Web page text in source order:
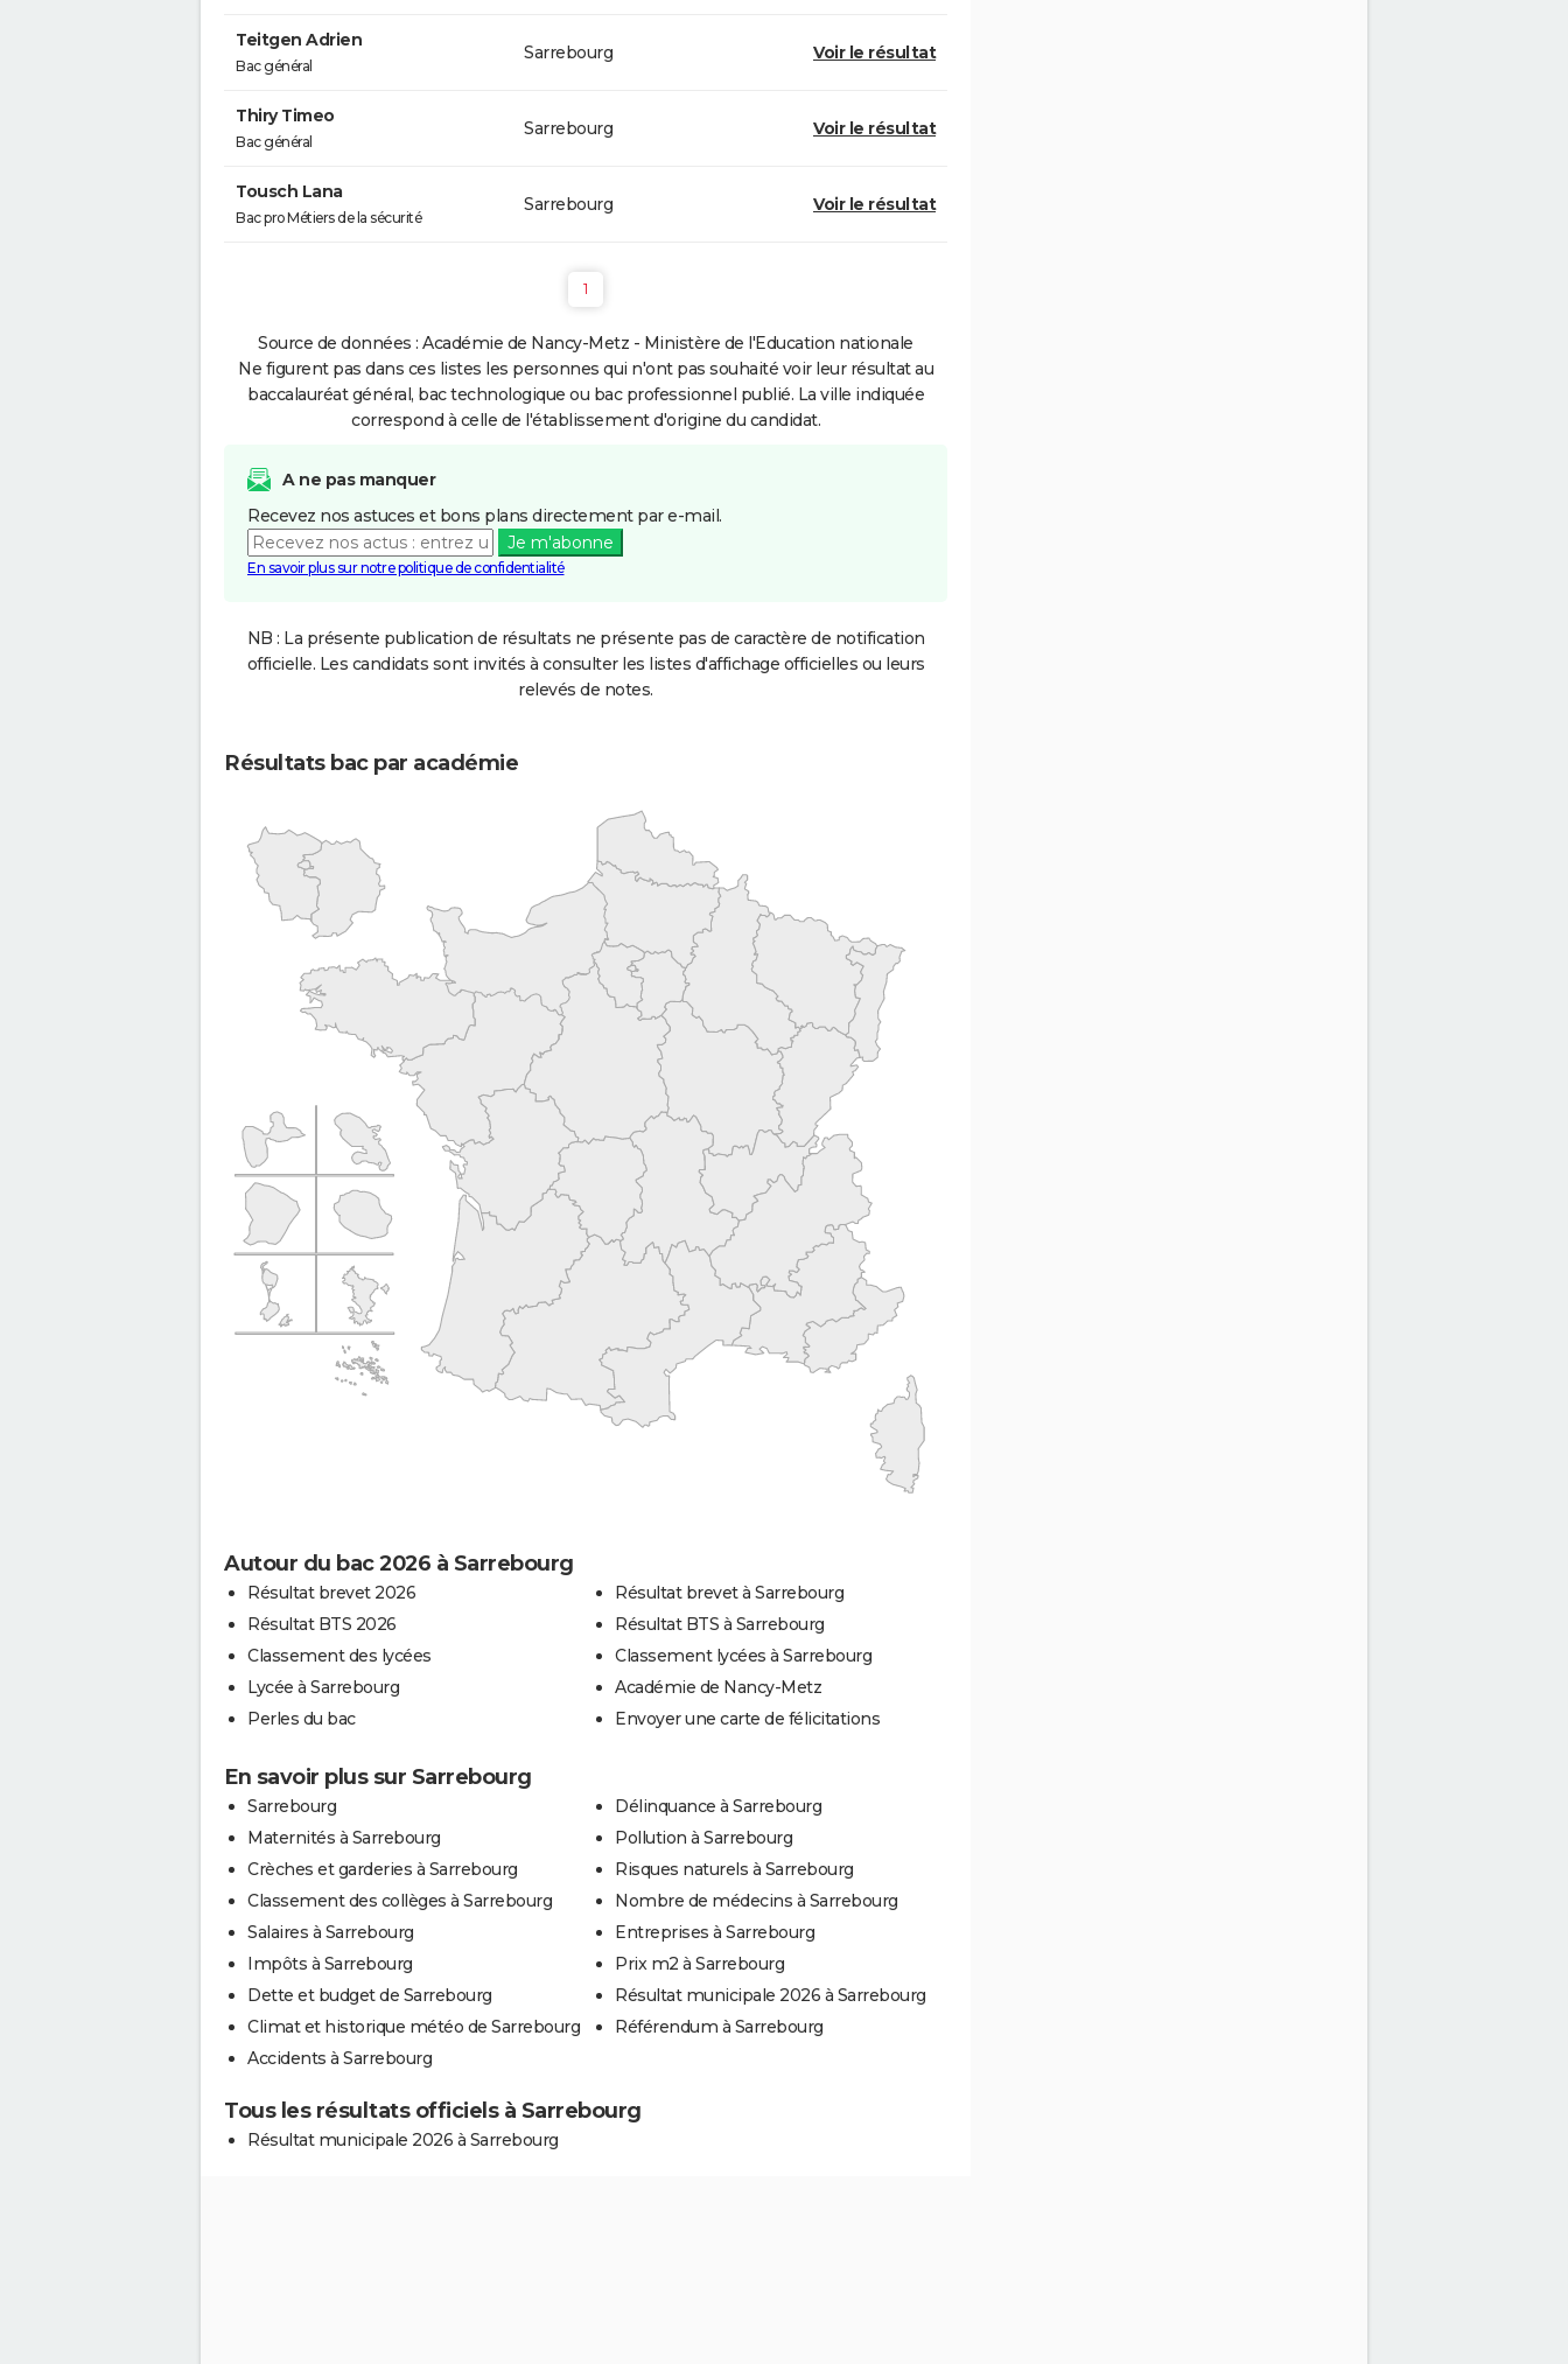
Teitgen Adrien
Bac général
Sarrebourg Voir le résultat
Thiry Timeo
Bac général
Sarrebourg Voir le résultat
Tousch Lana
Bac pro Métiers de la sécurité
Sarrebourg Voir le résultat
1
Source de données : Académie de Nancy-Metz - Ministère de l'Education nationale
Ne figurent pas dans ces listes les personnes qui n'ont pas souhaité voir leur résultat au
baccalauréat général, bac technologique ou bac professionnel publié. La ville indiquée
correspond à celle de l'établissement d'origine du candidat.
A ne pas manquer
Recevez nos astuces et bons plans directement par e-mail.
Je m'abonne
En savoir plus sur notre politique de confidentialité
NB : La présente publication de résultats ne présente pas de caractère de notification
officielle. Les candidats sont invités à consulter les listes d'affichage officielles ou leurs
relevés de notes.
Résultats bac par académie
Autour du bac 2026 à Sarrebourg
Résultat brevet 2026
Résultat BTS 2026
Classement des lycées
Lycée à Sarrebourg
Perles du bac
Résultat brevet à Sarrebourg
Résultat BTS à Sarrebourg
Classement lycées à Sarrebourg
Académie de Nancy-Metz
Envoyer une carte de félicitations
En savoir plus sur Sarrebourg
Sarrebourg
Maternités à Sarrebourg
Crèches et garderies à Sarrebourg
Classement des collèges à Sarrebourg
Salaires à Sarrebourg
Impôts à Sarrebourg
Dette et budget de Sarrebourg
Climat et historique météo de Sarrebourg
Accidents à Sarrebourg
Délinquance à Sarrebourg
Pollution à Sarrebourg
Risques naturels à Sarrebourg
Nombre de médecins à Sarrebourg
Entreprises à Sarrebourg
Prix m2 à Sarrebourg
Résultat municipale 2026 à Sarrebourg
Référendum à Sarrebourg
Tous les résultats officiels à Sarrebourg
Résultat municipale 2026 à Sarrebourg